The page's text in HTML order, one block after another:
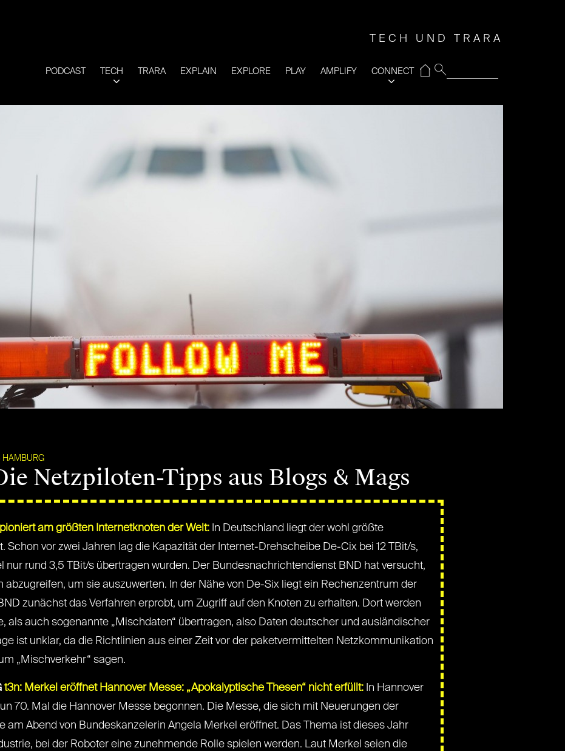
TECH UND TRARA
PODCAST TECH TRARA EXPLAIN EXPLORE PLAY AMPLIFY CONNECT
⌂
HAMBURG
Netzpiloten-Tipps aus Blogs & Mags
am größten Internetknoten der Welt:In Deutschland liegt der wohl größte
Schon vor zwei Jahren lag die Kapazität der Internet-Drehscheibe De-Cix bei 12 TBit/s,
nur rund 3,5 TBit/s übertragen wurden. Der Bundesnachrichtendienst BND hat versucht,
abzugreifen, um sie auszuwerten. In der Nähe von De-Six liegt ein Rechenzentrum der
zunächst das Verfahren erprobt, um Zugriff auf den Knoten zu erhalten. Dort werden
als auch sogenannte „Mischdaten“ übertragen, also Daten deutscher und ausländischer
ist unklar, da die Richtlinien aus einer Zeit vor der paketvermittelten Netzkommunikation
„Mischverkehr“ sagen.
t3n: Merkel eröffnet Hannover Messe: „Apokalyptische Thesen“ nicht erfüllt:In Hannover
70. Mal die Hannover Messe begonnen. Die Messe, die sich mit Neuerungen der
am Abend von Bundeskanzelerin Angela Merkel eröffnet. Das Thema ist dieses Jahr
bei der Roboter eine zunehmende Rolle spielen werden. Laut Merkel seien die